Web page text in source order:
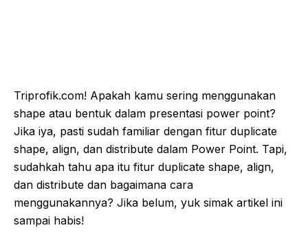
Triprofik.com! Apakah kamu sering menggunakan
shape atau bentuk dalam presentasi power point?
Jika iya, pasti sudah familiar dengan fitur duplicate
shape, align, dan distribute dalam Power Point. Tapi,
sudahkah tahu apa itu fitur duplicate shape, align,
dan distribute dan bagaimana cara
menggunakannya? Jika belum, yuk simak artikel ini
sampai habis!